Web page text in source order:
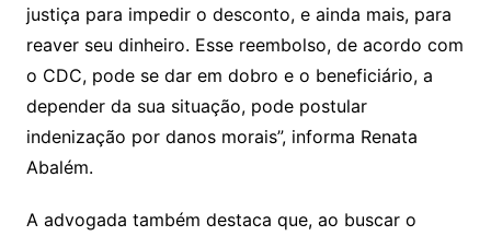
justiça para impedir o desconto, e ainda mais, para
reaver seu dinheiro. Esse reembolso, de acordo com
o CDC, pode se dar em dobro e o beneficiário, a
depender da sua situação, pode postular
indenização por danos morais”, informa Renata
Abalém.
A advogada também destaca que, ao buscar o